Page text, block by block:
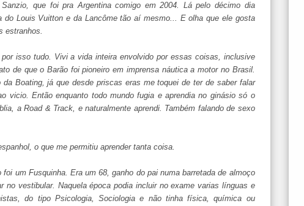
que foi pra Argentina comigo em 2004. Lá pelo décimo dia
do Louis Vuitton e da Lancôme tão aí mesmo... E olha que ele gosta
estranhos.
isso tudo. Vivi a vida inteira envolvido por essas coisas, inclusive
de que o Barão foi pioneiro em imprensa náutica a motor no Brasil.
Boating, já que desde priscas eras me toquei de ter de saber falar
vicio. Então enquanto todo mundo fugia e aprendia no ginásio só o
a Road & Track, e naturalmente aprendi. Também falando de sexo
o que me permitiu aprender tanta coisa.
um Fusquinha. Era um 68, ganho do pai numa barretada de almoço
no vestibular. Naquela época podia incluir no exame varias línguas e
do tipo Psicologia, Sociologia e não tinha física, química ou